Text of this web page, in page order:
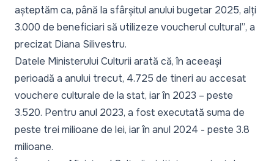
așteptăm ca, până la sfârșitul anului bugetar 2025, alți
3.000 de beneficiari să utilizeze voucherul cultural”, a
precizat Diana Silivestru.
Datele Ministerului Culturii arată că, în aceeași
perioadă a anului trecut, 4.725 de tineri au accesat
vouchere culturale de la stat, iar în 2023 – peste
3.520. Pentru anul 2023, a fost executată suma de
peste trei milioane de lei, iar în anul 2024 - peste 3.8
milioane.